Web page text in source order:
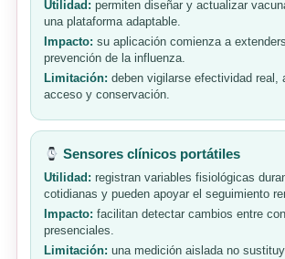
Utilidad: permiten diseñar y actualizar
una plataforma adaptable.
Impacto: su aplicación comienza a
prevención de la influenza.
Limitación: deben vigilarse efectividad real,
acceso y conservación.
Sensores clínicos portátiles
Utilidad: registran variables fisiológicas
cotidianas y pueden apoyar el seguimiento
Impacto: facilitan detectar cambios entre
presenciales.
Limitación: una medición aislada no